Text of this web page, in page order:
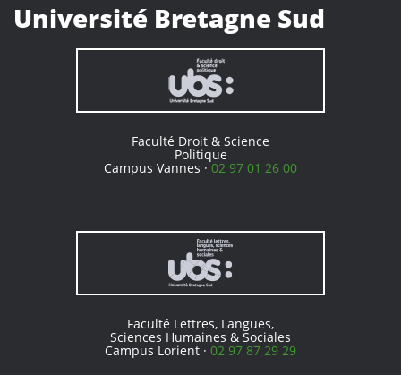
Université Bretagne Sud
Faculté Droit & Science
Politique
Campus Vannes · 02 97 01 26 00
Faculté Lettres, Langues,
Sciences Humaines & Sociales
Campus Lorient · 02 97 87 29 29